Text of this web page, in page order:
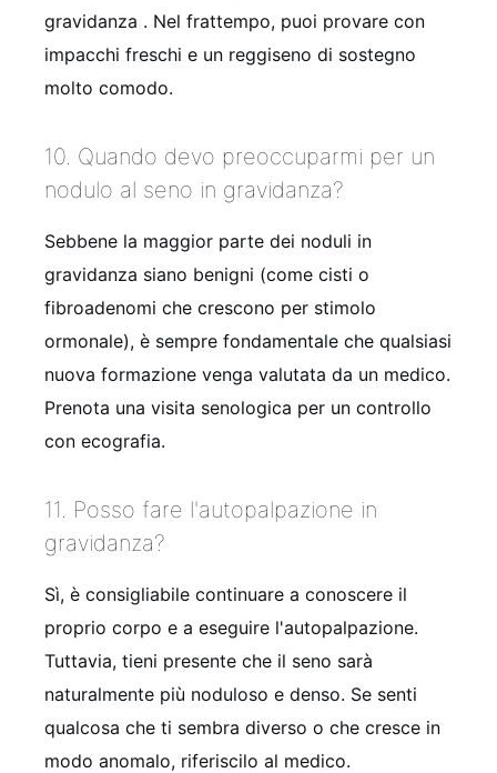
gravidanza . Nel frattempo, puoi provare con
impacchi freschi e un reggiseno di sostegno
molto comodo.
10. Quando devo preoccuparmi per un
nodulo al seno in gravidanza?
Sebbene la maggior parte dei noduli in
gravidanza siano benigni (come cisti o
fibroadenomi che crescono per stimolo
ormonale), è sempre fondamentale che qualsiasi
nuova formazione venga valutata da un medico.
Prenota una visita senologica per un controllo
con ecografia.
11. Posso fare l'autopalpazione in
gravidanza?
Sì, è consigliabile continuare a conoscere il
proprio corpo e a eseguire l'autopalpazione.
Tuttavia, tieni presente che il seno sarà
naturalmente più noduloso e denso. Se senti
qualcosa che ti sembra diverso o che cresce in
modo anomalo, riferiscilo al medico.